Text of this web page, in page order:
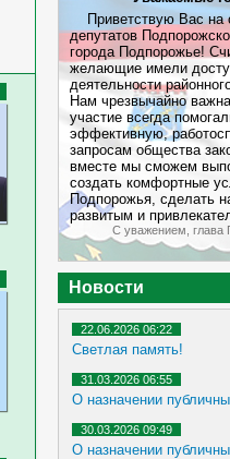
Приветствую Вас на
депутатов
города Подпорожье!
желающие имели
деятельности
Нам чрезвычайно
участие всегда
эффективную,
запросам общества
вместе мы сможем
создать комфортные
Подпорожья, сделать
развитым и
С уважением, глава
Новости
22.06.2026 06:22
Светлая память!
31.03.2026 06:55
О назначении
30.03.2026 09:49
О назначении